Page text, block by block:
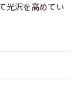
光沢を高めてい